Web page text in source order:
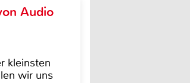
Audio
kleinsten
wir uns